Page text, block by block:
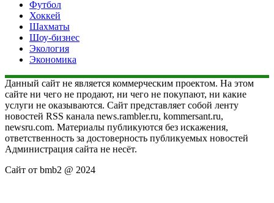
Футбол
Хоккей
Шахматы
Шоу-бизнес
Экология
Экономика
Данный сайт не является коммерческим проектом. На этом
сайте ни чего не продают, ни чего не покупают, ни какие
услуги не оказываются. Сайт представляет собой ленту
новостей RSS канала news.rambler.ru, kommersant.ru,
newsru.com. Материалы публикуются без искажения,
ответственность за достоверность публикуемых новостей
Администрация сайта не несёт.
Сайт от bmb2 @ 2024